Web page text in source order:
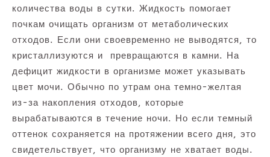
количества воды в сутки. Жидкость помогает
почкам очищать организм от метаболических
отходов. Если они своевременно не выводятся, то
кристаллизуются и превращаются в камни. На
дефицит жидкости в организме может указывать
цвет мочи. Обычно по утрам она темно-желтая
из-за накопления отходов, которые
вырабатываются в течение ночи. Но если темный
оттенок сохраняется на протяжении всего дня, это
свидетельствует, что организму не хватает воды.